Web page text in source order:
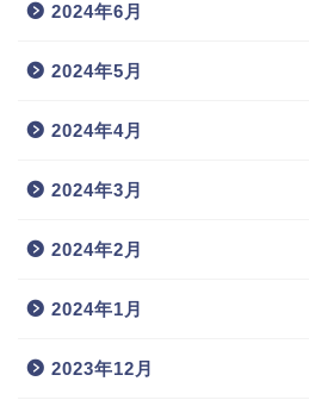
2024年6月
2024年5月
2024年4月
2024年3月
2024年2月
2024年1月
2023年12月